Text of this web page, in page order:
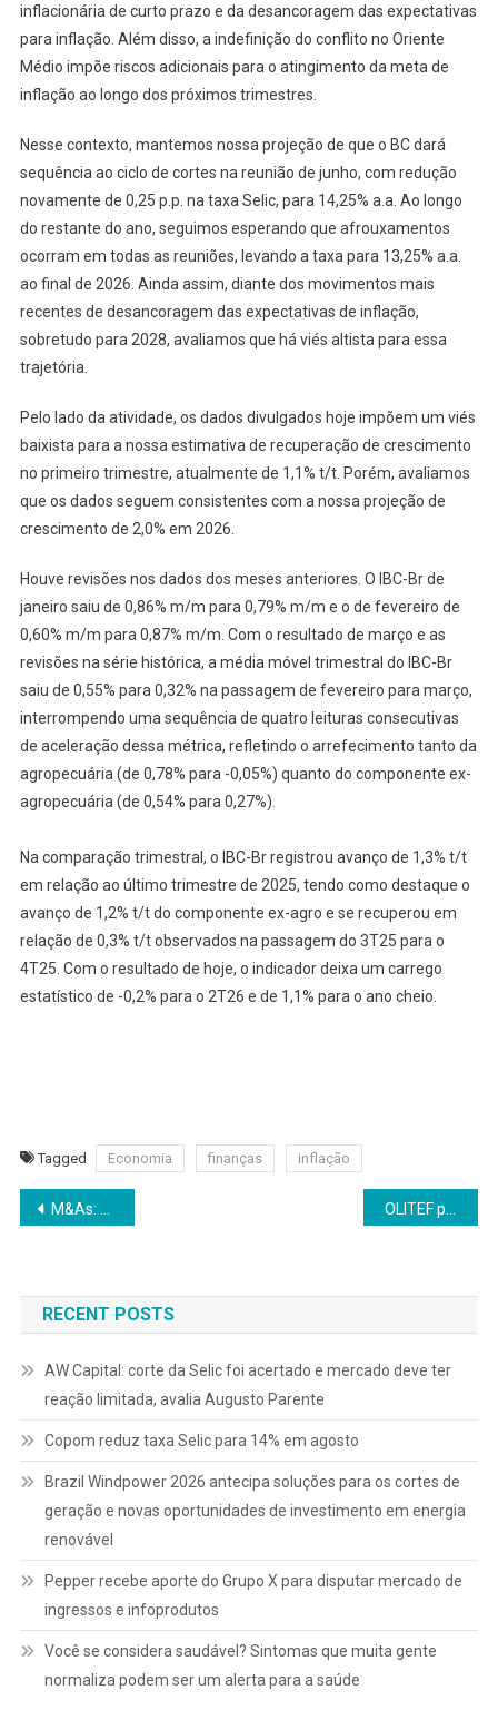
inflacionária de curto prazo e da desancoragem das expectativas
para inflação. Além disso, a indefinição do conflito no Oriente
Médio impõe riscos adicionais para o atingimento da meta de
inflação ao longo dos próximos trimestres.
Nesse contexto, mantemos nossa projeção de que o BC dará
sequência ao ciclo de cortes na reunião de junho, com redução
novamente de 0,25 p.p. na taxa Selic, para 14,25% a.a. Ao longo
do restante do ano, seguimos esperando que afrouxamentos
ocorram em todas as reuniões, levando a taxa para 13,25% a.a.
ao final de 2026. Ainda assim, diante dos movimentos mais
recentes de desancoragem das expectativas de inflação,
sobretudo para 2028, avaliamos que há viés altista para essa
trajetória.
Pelo lado da atividade, os dados divulgados hoje impõem um viés
baixista para a nossa estimativa de recuperação de crescimento
no primeiro trimestre, atualmente de 1,1% t/t. Porém, avaliamos
que os dados seguem consistentes com a nossa projeção de
crescimento de 2,0% em 2026.
Houve revisões nos dados dos meses anteriores. O IBC-Br de
janeiro saiu de 0,86% m/m para 0,79% m/m e o de fevereiro de
0,60% m/m para 0,87% m/m. Com o resultado de março e as
revisões na série histórica, a média móvel trimestral do IBC-Br
saiu de 0,55% para 0,32% na passagem de fevereiro para março,
interrompendo uma sequência de quatro leituras consecutivas
de aceleração dessa métrica, refletindo o arrefecimento tanto da
agropecuária (de 0,78% para -0,05%) quanto do componente ex-
agropecuária (de 0,54% para 0,27%).
Na comparação trimestral, o IBC-Br registrou avanço de 1,3% t/t
em relação ao último trimestre de 2025, tendo como destaque o
avanço de 1,2% t/t do componente ex-agro e se recuperou em
relação de 0,3% t/t observados na passagem do 3T25 para o
4T25. Com o resultado de hoje, o indicador deixa um carrego
estatístico de -0,2% para o 2T26 e de 1,1% para o ano cheio.
Tagged Economia finanças inflação
Navegação
Post
M&As: quando o mercado desacelera, a preparação vira vantagem competitiva
RECENT POSTS
AW Capital: corte da Selic foi acertado e mercado deve ter
reação limitada, avalia Augusto Parente
Copom reduz taxa Selic para 14% em agosto
Brazil Windpower 2026 antecipa soluções para os cortes de
geração e novas oportunidades de investimento em energia
renovável
Pepper recebe aporte do Grupo X para disputar mercado de
ingressos e infoprodutos
Você se considera saudável? Sintomas que muita gente
normaliza podem ser um alerta para a saúde